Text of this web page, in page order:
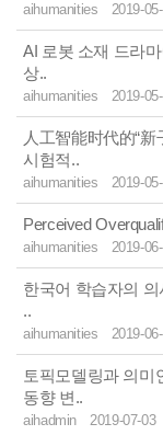
aihumanities 2019-
AI 로봇 소재 드라
상..
aihumanities 2019-
人工智能时代的“
시험적..
aihumanities 2019-
Perceived
aihumanities 2019-
한국어 학습자의
..
aihumanities 2019-
토픽모델링과 의미
동향 변..
aihadmin 2019-07-03